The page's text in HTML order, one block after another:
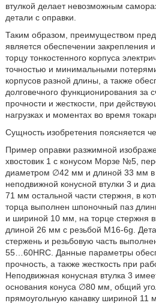
втулкой делает невозможным
детали с оправки.
Таким образом, преимуществом
является обеспечении закрепления
торцу тонкостенного корпуса
точностью и минимальными
корпусов разной длины, а также
долговечного функционирования за
прочности и жесткости, при
нагрузках и моментах во время
Сущность изобретения поясняется
Пример оправки разжимной
хвостовик 1 с конусом Морзе №5,
диаметром ∅42 мм и длиной 33 мм в
неподвижной конусной втулки 3 и
71 мм остальной части стержня, в
торца выполнен шпоночный паз
и шириной 10 мм, на торце стержня
длиной 26 мм с резьбой М16-6g.
стержень и резьбовую часть
55…60HRC. Данные параметры
прочность, а также жесткость при
Неподвижная конусная втулка 3
основания конуса ∅80 мм, общий
прямоугольную канавку шириной 11